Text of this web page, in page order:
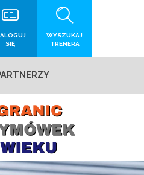
WYSZUKAJ
TRENERA
SIĘ